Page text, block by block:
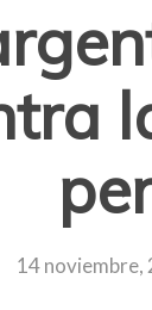
14 noviembre,